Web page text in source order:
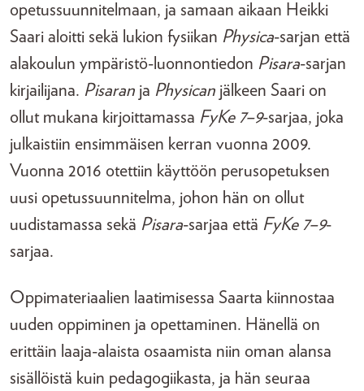
opetussuunnitelmaan, ja samaan aikaan Heikki
Saari aloitti sekä lukion fysiikan Physica-sarjan että
alakoulun ympäristö-luonnontiedon Pisara-sarjan
kirjailijana. Pisaran ja Physican jälkeen Saari on
ollut mukana kirjoittamassa FyKe 7–9-sarjaa, joka
julkaistiin ensimmäisen kerran vuonna 2009.
Vuonna 2016 otettiin käyttöön perusopetuksen
uusi opetussuunnitelma, johon hän on ollut
uudistamassa sekä Pisara-sarjaa että FyKe 7–9-
sarjaa.
Oppimateriaalien laatimisessa Saarta kiinnostaa
uuden oppiminen ja opettaminen. Hänellä on
erittäin laaja-alaista osaamista niin oman alansa
sisällöistä kuin pedagogiikasta, ja hän seuraa